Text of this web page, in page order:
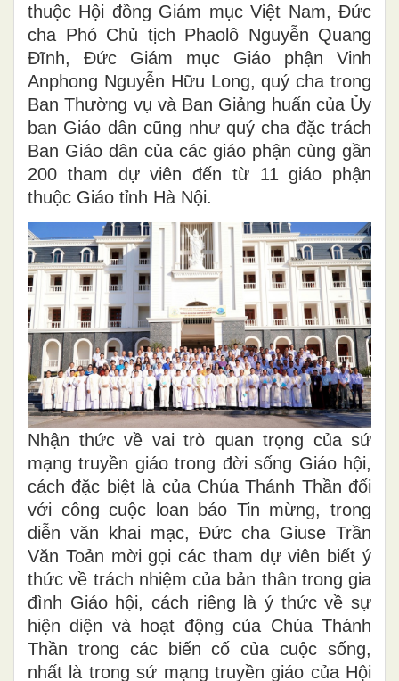
thuộc Hội đồng Giám mục Việt Nam, Đức
cha Phó Chủ tịch Phaolô Nguyễn Quang
Đĩnh, Đức Giám mục Giáo phận Vinh
Anphong Nguyễn Hữu Long, quý cha trong
Ban Thường vụ và Ban Giảng huấn của Ủy
ban Giáo dân cũng như quý cha đặc trách
Ban Giáo dân của các giáo phận cùng gần
200 tham dự viên đến từ 11 giáo phận
thuộc Giáo tỉnh Hà Nội.
Nhận thức về vai trò quan trọng của sứ
mạng truyền giáo trong đời sống Giáo hội,
cách đặc biệt là của Chúa Thánh Thần đối
với công cuộc loan báo Tin mừng, trong
diễn văn khai mạc, Đức cha Giuse Trần
Văn Toản mời gọi các tham dự viên biết ý
thức về trách nhiệm của bản thân trong gia
đình Giáo hội, cách riêng là ý thức về sự
hiện diện và hoạt động của Chúa Thánh
Thần trong các biến cố của cuộc sống,
nhất là trong sứ mạng truyền giáo của Hội